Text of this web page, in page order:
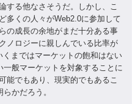
する他なさそうだ。しかし、こ
多くの人々がWeb2.0に参加して
の成長の余地がまだ十分ある事
ノロジーに親しんでいる比率が
まではマーケットの飽和はない
般マーケットを対象することに
能でもあり、現実的でもあるこ
かだろう。